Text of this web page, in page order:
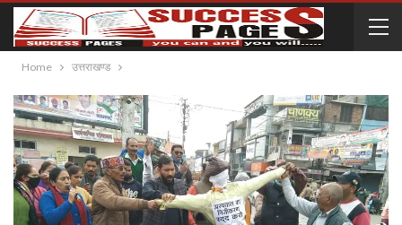
Home उत्तराखण्ड